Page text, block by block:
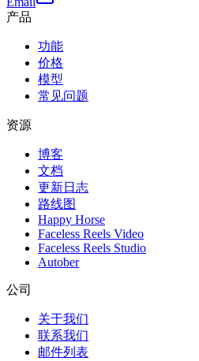
产品
功能
价格
模型
常见问题
资源
博客
文档
更新日志
路线图
Happy Horse
Faceless Reels Video
Faceless Reels Studio
Autober
公司
关于我们
联系我们
邮件列表